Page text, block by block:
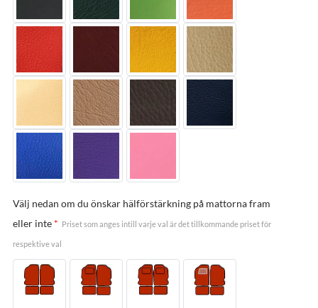
Välj nedan om du önskar hälförstärkning på mattorna fram
eller inte * Priset som anges intill varje val är det tillkommande priset för
respektive val